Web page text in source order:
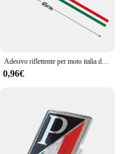
Adesivo riflettente per moto italia decalcomania per Vespa Piaggio Zip Mp3 Beverly Hydro Dipping Film Spirit Beast accessori per Medley
0,96€